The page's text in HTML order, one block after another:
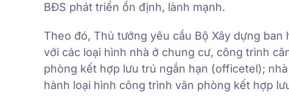
BĐS phát triển ổn định, lành mạnh.
Theo đó, Thủ tướng yêu cầu Bộ Xây dựng
với các loại hình nhà ở chung cư, công trình
phòng kết hợp lưu trú ngắn hạn (officetel);
hành loại hình công trình văn phòng kết hợp